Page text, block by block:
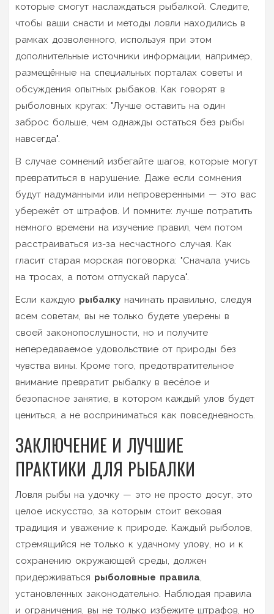
которые смогут наслаждаться рыбалкой. Следите,
чтобы ваши снасти и методы ловли находились в
рамках дозволенного, используя при этом
дополнительные источники информации, например,
размещённые на специальных порталах советы и
обсуждения опытных рыбаков. Как говорят в
рыболовных кругах: "Лучше оставить на один
заброс больше, чем однажды остаться без рыбы
навсегда".
В случае сомнений избегайте шагов, которые могут
превратиться в нарушение. Даже если сомнения
будут надуманными или непроверенными — это вас
убережёт от штрафов. И помните: лучше потратить
немного времени на изучение правил, чем потом
расстраиваться из-за несчастного случая. Как
гласит старая морская поговорка: "Сначала учись
на тросах, а потом отпускай паруса".
Если каждую рыбалку начинать правильно, следуя
всем советам, вы не только будете уверены в
своей законопослушности, но и получите
непередаваемое удовольствие от природы без
чувства вины. Кроме того, предотвратительное
внимание превратит рыбалку в весёлое и
безопасное занятие, в котором каждый улов будет
цениться, а не восприниматься как повседневность.
ЗАКЛЮЧЕНИЕ И ЛУЧШИЕ
ПРАКТИКИ ДЛЯ РЫБАЛКИ
Ловля рыбы на удочку — это не просто досуг, это
целое искусство, за которым стоит вековая
традиция и уважение к природе. Каждый рыболов,
стремящийся не только к удачному улову, но и к
сохранению окружающей среды, должен
придерживаться рыболовные правила,
установленных законодательно. Наблюдая правила
и ограничения, вы не только избежите штрафов, но